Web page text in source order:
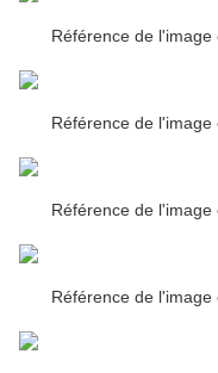
Référence de
Référence de
Référence de
Référence de